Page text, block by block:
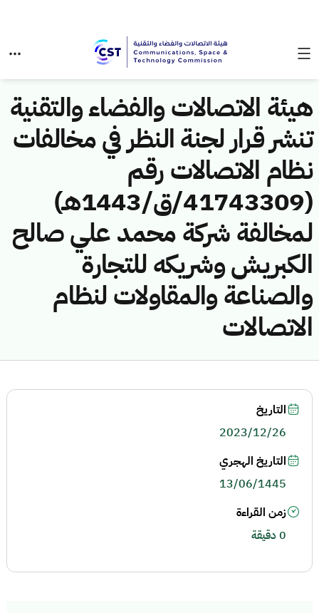
هيئة الاتصالات والفضاء والتقنية
تنشر قرار لجنة النظر في مخالفات
نظام الاتصالات رقم
(41743309/ق/1443هـ)
لمخالفة شركة محمد علي صالح
الكبريش وشريكه للتجارة
والصناعة والمقاولات لنظام
الاتصالات
التاريخ
2023/12/26
التاريخ الهجري
13/06/1445
زمن القراءة
0 دقيقة